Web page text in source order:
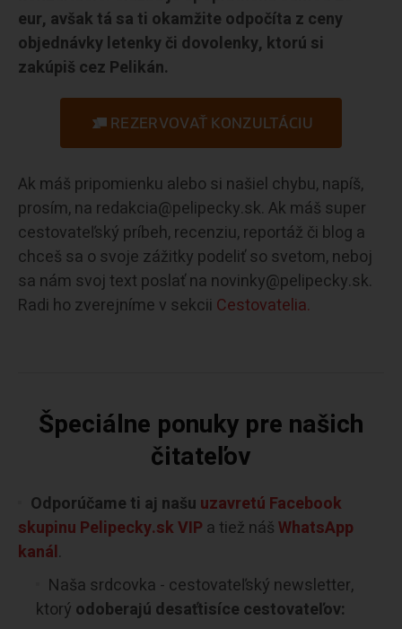
eur, avšak tá sa ti okamžite odpočíta z ceny
objednávky letenky či dovolenky, ktorú si
zakúpiš cez Pelikán.
REZERVOVAŤ KONZULTÁCIU
Ak máš pripomienku alebo si našiel chybu, napíš,
prosím, na redakcia@pelipecky.sk. Ak máš super
cestovateľský príbeh, recenziu, reportáž či blog a
chceš sa o svoje zážitky podeliť so svetom, neboj
sa nám svoj text poslať na novinky@pelipecky.sk.
Radi ho zverejníme v sekcii Cestovatelia.
Špeciálne ponuky pre našich
čitateľov
Odporúčame ti aj našu uzavretú Facebook
skupinu Pelipecky.sk VIP a tiež nášWhatsApp
kanál.
Naša srdcovka - cestovateľský newsletter,
ktorý odoberajú desaťtisíce cestovateľov: